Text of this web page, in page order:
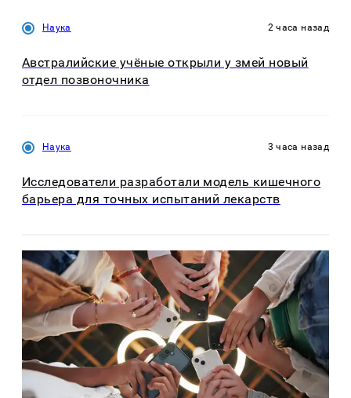
Наука 2 часа назад
Австралийские учёные открыли у змей новый
отдел позвоночника
Наука 3 часа назад
Исследователи разработали модель кишечного
барьера для точных испытаний лекарств